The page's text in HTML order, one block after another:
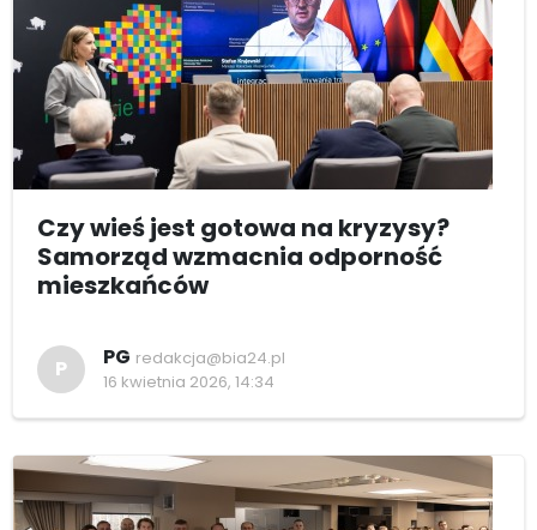
Czy wieś jest gotowa na kryzysy?
Samorząd wzmacnia odporność
mieszkańców
P PG redakcja@bia24.pl
16 kwietnia 2026, 14:34